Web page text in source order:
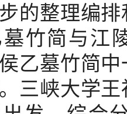
的整理编
墓竹简与江
乙墓竹简
三峡大学